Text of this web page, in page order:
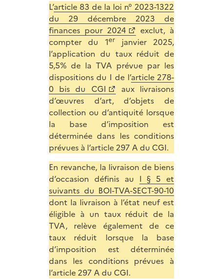
L’article 83 de la loi n° 2023-1322
du 29 décembre 2023 de
finances pour 2024
exclut, à
compter du 1er janvier 2025,
l’application du taux réduit de
5,5% de la TVA prévue par les
dispositions du I de l’article 278-
0 bis du CGI
aux livraisons
d’œuvres d’art, d’objets de
collection ou d’antiquité lorsque
la base d’imposition est
déterminée dans les conditions
prévues à l’article 297 A du CGI.
En revanche, la livraison de biens
d’occasion définis au I § 5 et
suivants du BOI-TVA-SECT-90-10
dont la livraison à l’état neuf est
éligible à un taux réduit de la
TVA, relève également de ce
taux réduit lorsque la base
d’imposition est déterminée
dans les conditions prévues à
l’article 297 A du CGI.